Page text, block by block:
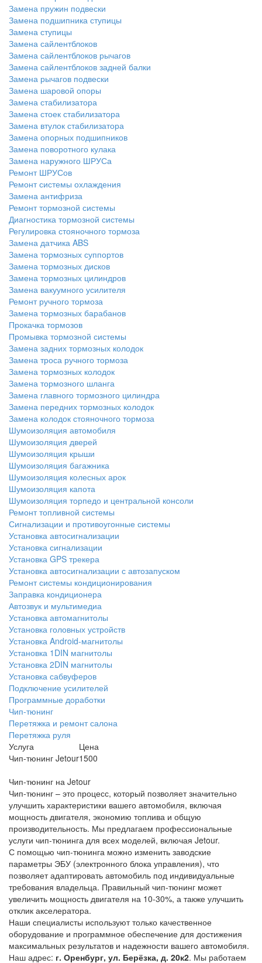
Замена пружин подвески
Замена подшипника ступицы
Замена ступицы
Замена сайлентблоков
Замена сайлентблоков рычагов
Замена сайлентблоков задней балки
Замена рычагов подвески
Замена шаровой опоры
Замена стабилизатора
Замена стоек стабилизатора
Замена втулок стабилизатора
Замена опорных подшипников
Замена поворотного кулака
Замена наружного ШРУСа
Ремонт ШРУСов
Ремонт системы охлаждения
Замена антифриза
Ремонт тормозной системы
Диагностика тормозной системы
Регулировка стояночного тормоза
Замена датчика ABS
Замена тормозных суппортов
Замена тормозных дисков
Замена тормозных цилиндров
Замена вакуумного усилителя
Ремонт ручного тормоза
Замена тормозных барабанов
Прокачка тормозов
Промывка тормозной системы
Замена задних тормозных колодок
Замена троса ручного тормоза
Замена тормозных колодок
Замена тормозного шланга
Замена главного тормозного цилиндра
Замена передних тормозных колодок
Замена колодок стояночного тормоза
Шумоизоляция автомобиля
Шумоизоляция дверей
Шумоизоляция крыши
Шумоизоляция багажника
Шумоизоляция колесных арок
Шумоизоляция капота
Шумоизоляция торпедо и центральной консоли
Ремонт топливной системы
Сигнализации и противоугонные системы
Установка автосигнализации
Установка сигнализации
Установка GPS трекера
Установка автосигнализации с автозапуском
Ремонт системы кондиционирования
Заправка кондиционера
Автозвук и мультимедиа
Установка автомагнитолы
Установка головных устройств
Установка Android-магнитолы
Установка 1DIN магнитолы
Установка 2DIN магнитолы
Установка сабвуферов
Подключение усилителей
Программные доработки
Чип-тюнинг
Перетяжка и ремонт салона
Перетяжка руля
Услуга
Цена
Чип-тюнинг Jetour1500
Чип-тюнинг на Jetour
Чип-тюнинг – это процесс, который позволяет значительно
улучшить характеристики вашего автомобиля, включая
мощность двигателя, экономию топлива и общую
производительность. Мы предлагаем профессиональные
услуги чип-тюнинга для всех моделей, включая Jetour.
С помощью чип-тюнинга можно изменить заводские
параметры ЭБУ (электронного блока управления), что
позволяет адаптировать автомобиль под индивидуальные
требования владельца. Правильный чип-тюнинг может
увеличить мощность двигателя на 10-30%, а также улучшить
отклик акселератора.
Наши специалисты используют только качественное
оборудование и программное обеспечение для достижения
максимальных результатов и надежности вашего автомобиля.
Наш адрес: г. Оренбург, ул. Берёзка, д. 20к2. Мы работаем